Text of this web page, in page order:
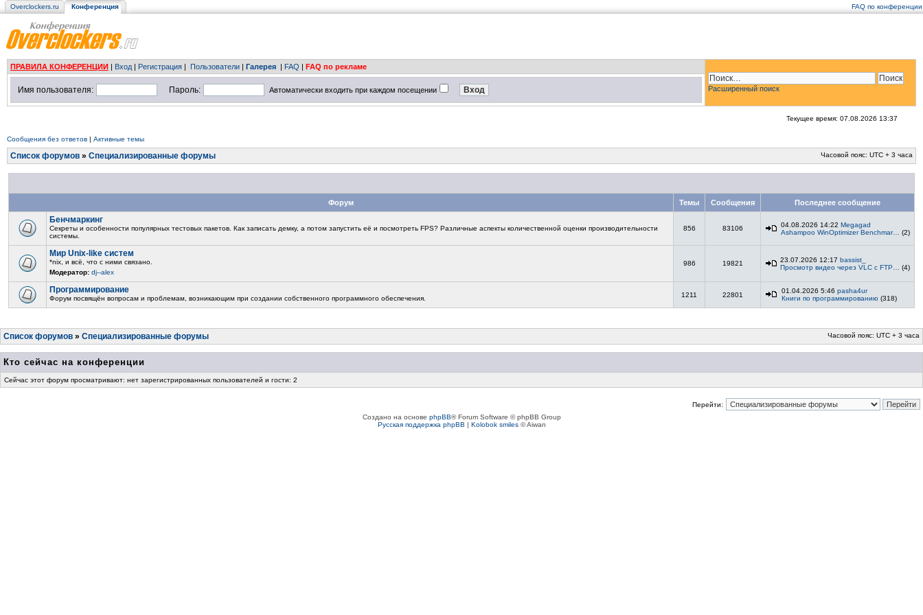
Overclockers.ru Конференция FAQ по конференции
ПРАВИЛА КОНФЕРЕНЦИИ | Вход | Регистрация | Пользователи | Галерея | FAQ | FAQ по рекламе
Расширенный поиск
Имя пользователя: Пароль: Автоматически входить при каждом посещении
Текущее время: 07.08.2026 13:37
Сообщения без ответов | Активные темы
Список форумов » Специализированные форумы Часовой пояс: UTC + 3 часа
Форум Темы Сообщения Последнее сообщение
Бенчмаркинг
Секреты и особенности популярных тестовых пакетов. Как записать демку, а потом запустить её и посмотреть FPS? Различные аспекты количественной оценки производительности
системы.
856 83106 04.08.2026 14:22 Megagad
Ashampoo WinOptimizer Benchmar…
(2)
Мир Unix-like систем
*nix, и всё, что с ними связано.
Модератор: dj--alex
986 19821 23.07.2026 12:17 bassist_
Просмотр видео через VLC с FTP…
(4)
Программирование
Форум посвящён вопросам и проблемам, возникающим при создании собственного программного обеспечения. 1211 22801
01.04.2026 5:46 pasha4ur
Книги по программированию (318)
Список форумов » Специализированные форумы Часовой пояс: UTC + 3 часа
Кто сейчас на конференции
Сейчас этот форум просматривают: нет зарегистрированных пользователей и гости: 2
Перейти:
Создано на основе phpBB® Forum Software © phpBB Group
Русская поддержка phpBB | Kolobok smiles© Aiwan